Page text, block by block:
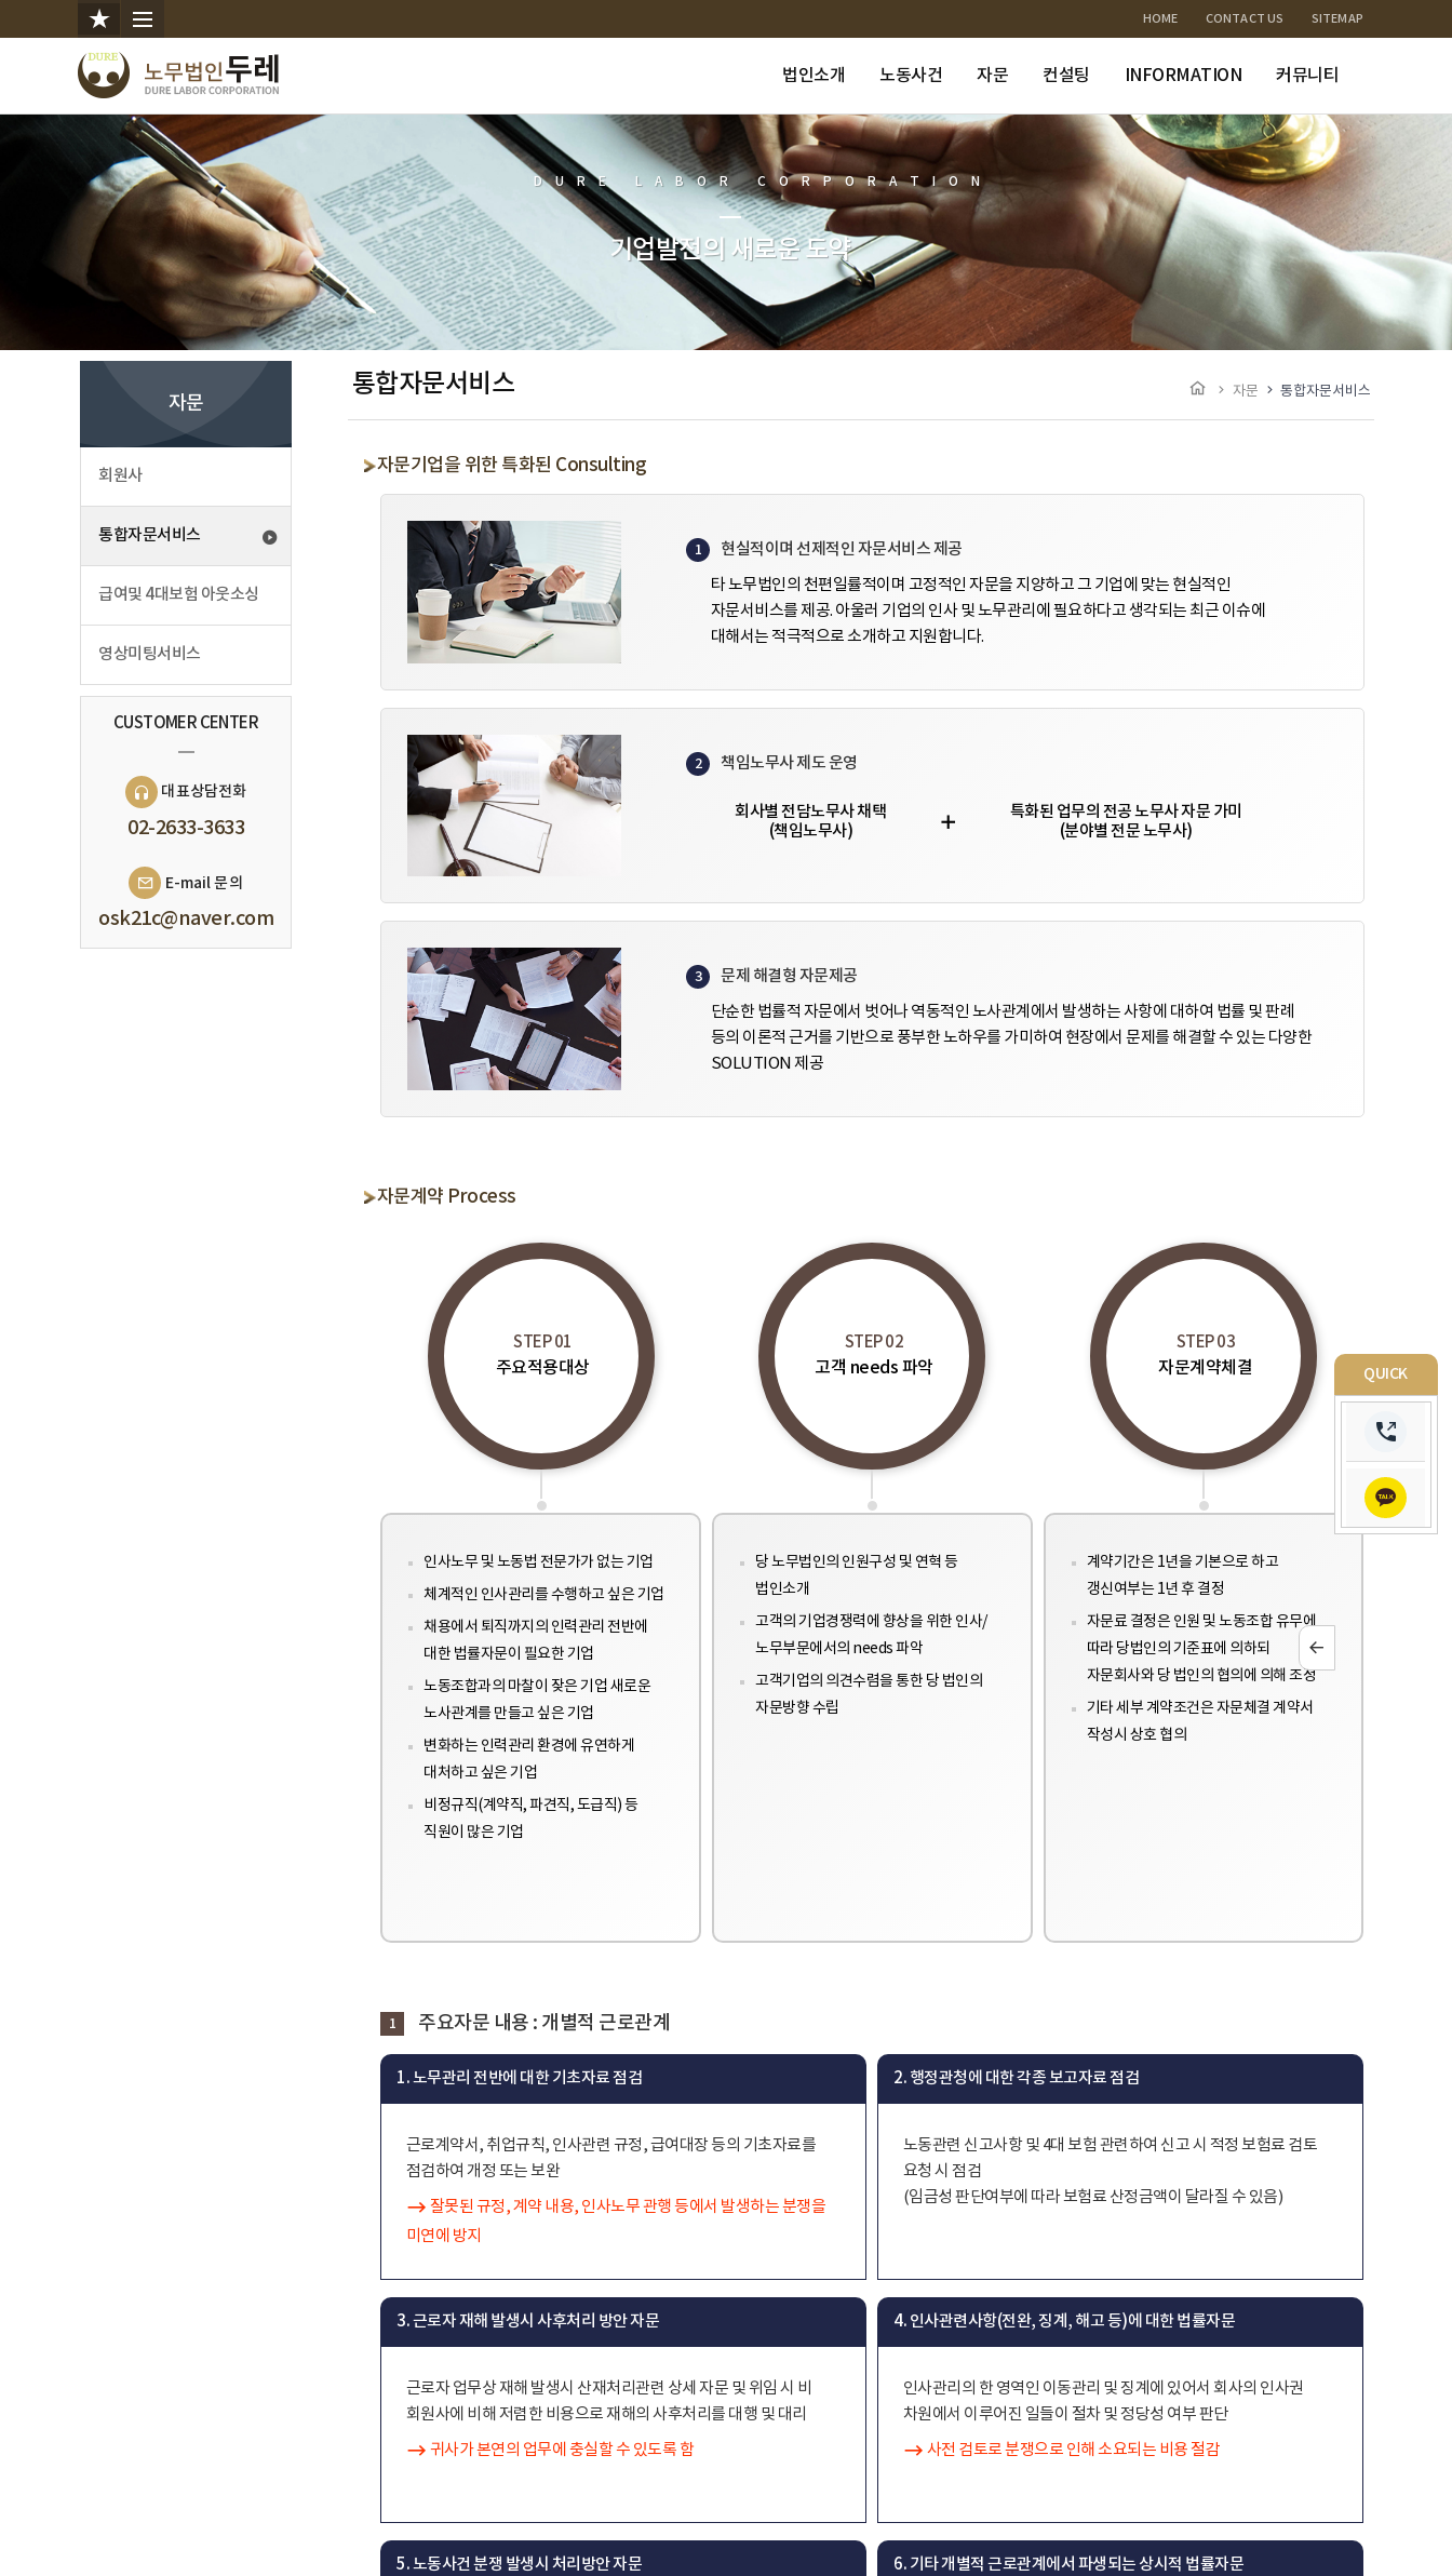
QUICK
HOME CONTACT US SITEMAP
법인소개 노동사건 자문 컨설팅 INFORMATION 커뮤니티
DURE LABOR CORPORATION
기업발전의 새로운 도약
자문
회원사
통합자문서비스
급여및 4대보험 아웃소싱
영상미팅서비스
CUSTOMER CENTER
대표상담전화
02-2633-3633
E-mail 문의
osk21c@naver.com
통합자문서비스 자문 통합자문서비스
자문기업을 위한 특화된 Consulting
1
현실적이며 선제적인 자문서비스 제공
타 노무법인의 천편일률적이며 고정적인 자문을 지양하고 그 기업에 맞는 현실적인
자문서비스를 제공. 아울러 기업의 인사 및 노무관리에 필요하다고 생각되는 최근 이슈에
대해서는 적극적으로 소개하고 지원합니다.
2 책임노무사 제도 운영
회사별 전담노무사 채택
(책임노무사)
특화된 업무의 전공 노무사 자문 가미
(분야별 전문 노무사)
3
문제 해결형 자문제공
단순한 법률적 자문에서 벗어나 역동적인 노사관계에서 발생하는 사항에 대하여 법률 및 판례
등의 이론적 근거를 기반으로 풍부한 노하우를 가미하여 현장에서 문제를 해결할 수 있는 다양한
SOLUTION 제공
자문계약 Process
STEP 01
주요적용대상
인사노무 및 노동법 전문가가 없는 기업
체계적인 인사관리를 수행하고 싶은 기업
채용에서 퇴직까지의 인력관리 전반에
대한 법률자문이 필요한 기업
노동조합과의 마찰이 잦은 기업 새로운
노사관계를 만들고 싶은 기업
변화하는 인력관리 환경에 유연하게
대처하고 싶은 기업
비정규직(계약직, 파견직, 도급직) 등
직원이 많은 기업
STEP 02
고객 needs 파악
당 노무법인의 인원구성 및 연혁 등
법인소개
고객의 기업경쟁력에 향상을 위한 인사/
노무부문에서의 needs 파악
고객기업의 의견수렴을 통한 당 법인의
자문방향 수립
STEP 03
자문계약체결
계약기간은 1년을 기본으로 하고
갱신여부는 1년 후 결정
자문료 결정은 인원 및 노동조합 유무에
따라 당법인의 기준표에 의하되
자문회사와 당 법인의 협의에 의해 조정
기타 세부 계약조건은 자문체결 계약서
작성시 상호 협의
1 주요자문 내용 : 개별적 근로관계
1. 노무관리 전반에 대한 기초자료 점검
근로계약서, 취업규칙, 인사관련 규정, 급여대장 등의 기초자료를
점검하여 개정 또는 보완
잘못된 규정, 계약 내용, 인사노무 관행 등에서 발생하는 분쟁을
미연에 방지
2. 행정관청에 대한 각종 보고자료 점검
노동관련 신고사항 및 4대 보험 관련하여 신고 시 적정 보험료 검토
요청 시 점검
(임금성 판단여부에 따라 보험료 산정금액이 달라질 수 있음)
3. 근로자 재해 발생시 사후처리 방안 자문
근로자 업무상 재해 발생시 산재처리관련 상세 자문 및 위임 시 비
회원사에 비해 저렴한 비용으로 재해의 사후처리를 대행 및 대리
귀사가 본연의 업무에 충실할 수 있도록 함
4. 인사관련사항(전완, 징계, 해고 등)에 대한 법률자문
인사관리의 한 영역인 이동관리 및 징계에 있어서 회사의 인사권
차원에서 이루어진 일들이 절차 및 정당성 여부 판단
사전 검토로 분쟁으로 인해 소요되는 비용 절감
5. 노동사건 분쟁 발생시 처리방안 자문 6. 기타 개별적 근로관계에서 파생되는 상시적 법률자문